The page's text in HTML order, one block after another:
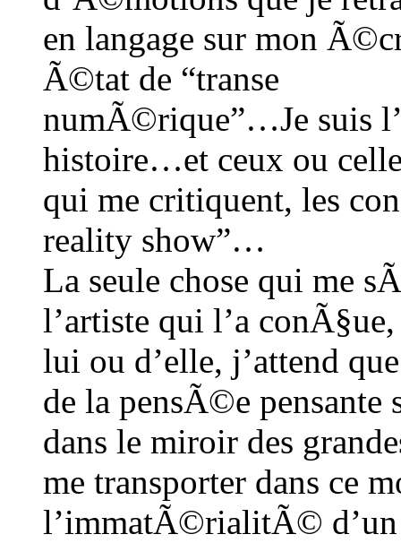
en langage sur mon
Ã©tat de “transe
numÃ©rique”…Je suis
histoire…et ceux ou
qui me critiquent, les
reality show”…
La seule chose qui me
l’artiste qui l’a
lui ou d’elle, j’attend
de la pensÃ©e
dans le miroir des
me transporter dans ce
l’immatÃ©rialitÃ©